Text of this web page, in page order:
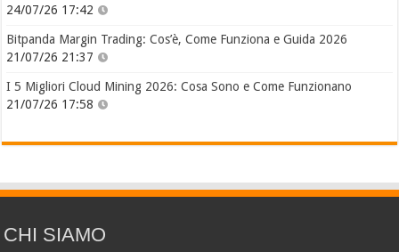
24/07/26 17:42
Bitpanda Margin Trading: Cos’è, Come Funziona e Guida 2026
21/07/26 21:37
I 5 Migliori Cloud Mining 2026: Cosa Sono e Come Funzionano
21/07/26 17:58
CHI SIAMO